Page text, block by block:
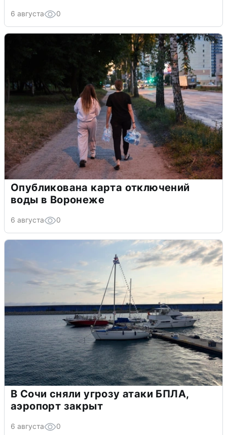
6 августа 0
Опубликована карта отключений
воды в Воронеже
6 августа 0
В Сочи сняли угрозу атаки БПЛА,
аэропорт закрыт
6 августа 0